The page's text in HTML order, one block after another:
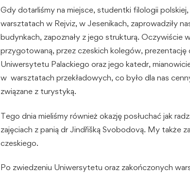
Gdy dotarliśmy na miejsce, studentki filologii
warsztatach w Rejviz, w Jesenikach, zaprowadziły
budynkach, zapoznały z jego strukturą. Oczywiście
przygotowaną, przez czeskich kolegów,
Uniwersytetu Palackiego oraz jego katedr,
w warsztatach przekładowych, co było dla nas
związane z turystyką.
Tego dnia mieliśmy również okazję posłuchać jak
zajęciach z panią dr Jindřišką Svobodovą. My także
czeskiego.
Po zwiedzeniu Uniwersytetu oraz zakończonych